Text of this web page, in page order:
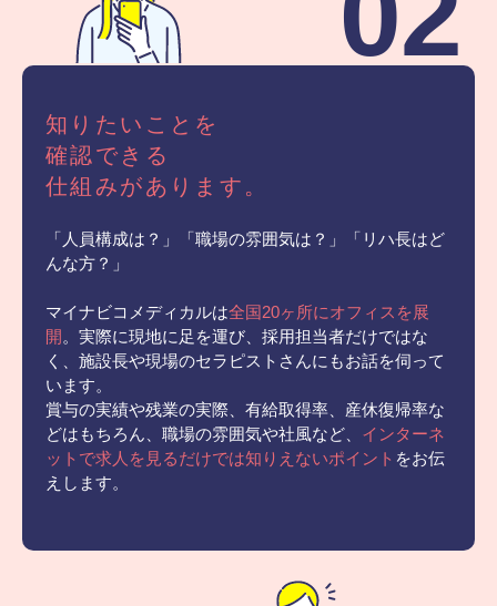
知りたいことを
確認できる
仕組みがあります。
「人員構成は？」「職場の雰囲気は？」「リハ長はど
んな方？」
マイナビコメディカルは全国20ヶ所にオフィスを展
開。実際に現地に足を運び、採用担当者だけではな
く、施設長や現場のセラピストさんにもお話を伺って
います。
賞与の実績や残業の実際、有給取得率、産休復帰率な
どはもちろん、職場の雰囲気や社風など、 インターネ
ットで求人を見るだけでは知りえないポイント をお伝
えします。